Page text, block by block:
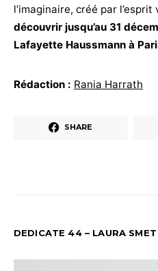
l’imaginaire, créé par
découvrir jusqu’au 31
Lafayette Haussmann à
Rédaction : Rania Harrath
SHARE
DEDICATE 44 – LAURA SMET